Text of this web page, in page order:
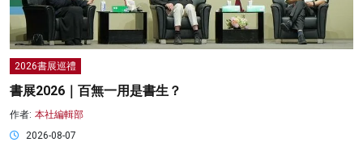
2026書展巡禮
書展2026｜百無一用是書生？
作者: 本社編輯部
2026-08-07